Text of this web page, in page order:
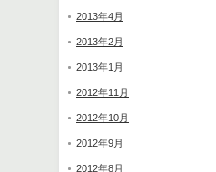
2013年4月
2013年2月
2013年1月
2012年11月
2012年10月
2012年9月
2012年8月